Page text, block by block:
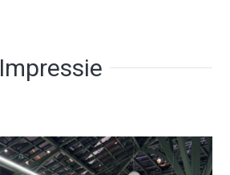
Impressie